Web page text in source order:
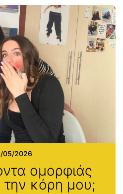
05/2026
ομορφιάς
κόρη μου;